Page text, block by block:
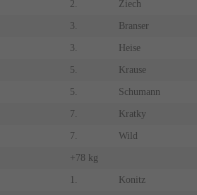
2. Ziech
3. Branser
3. Heise
5. Krause
5. Schumann
7. Kratky
7. Wild
+78 kg
1. Konitz